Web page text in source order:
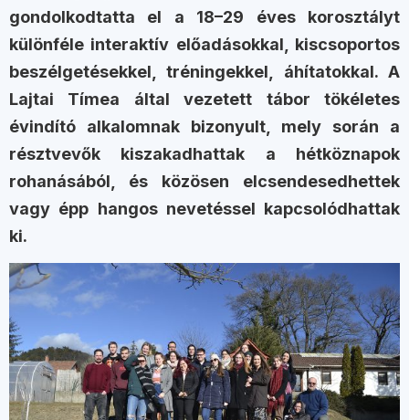
gondolkodtatta el a 18–29 éves korosztályt
különféle interaktív előadásokkal, kiscsoportos
beszélgetésekkel, tréningekkel, áhítatokkal. A
Lajtai Tímea által vezetett tábor tökéletes
évindító alkalomnak bizonyult, mely során a
résztvevők kiszakadhattak a hétköznapok
rohanásából, és közösen elcsendesedhettek
vagy épp hangos nevetéssel kapcsolódhattak
ki.